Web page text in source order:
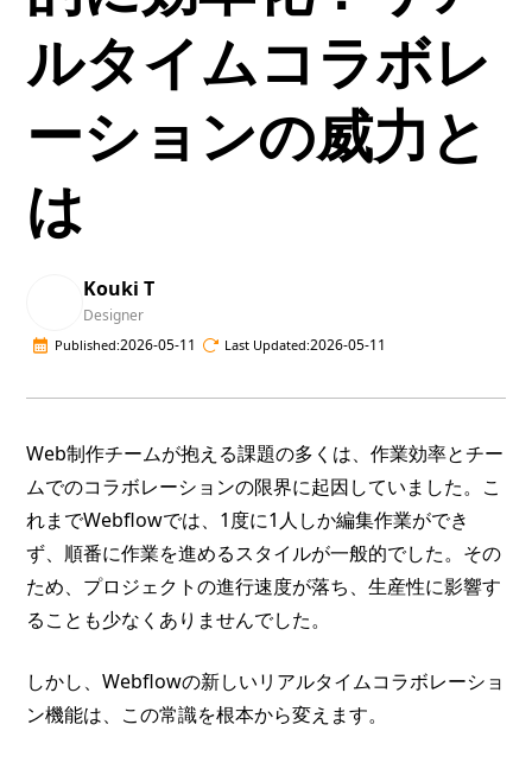
ルタイムコラボレ
ーションの威力と
は
Kouki T
Designer
Published:2026-05-11 Last Updated:2026-05-11
Web制作チームが抱える課題の多くは、作業効率とチー
ムでのコラボレーションの限界に起因していました。こ
れまでWebflowでは、1度に1人しか編集作業ができ
ず、順番に作業を進めるスタイルが一般的でした。その
ため、プロジェクトの進行速度が落ち、生産性に影響す
ることも少なくありませんでした。
しかし、Webflowの新しいリアルタイムコラボレーショ
ン機能は、この常識を根本から変えます。